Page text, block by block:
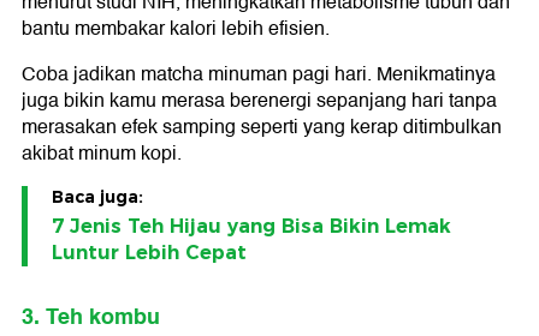
bantu membakar kalori lebih efisien.
Coba jadikan matcha minuman pagi hari. Menikmatinya
juga bikin kamu merasa berenergi sepanjang hari tanpa
merasakan efek samping seperti yang kerap ditimbulkan
akibat minum kopi.
Baca juga:
7 Jenis Teh Hijau yang Bisa Bikin Lemak
Luntur Lebih Cepat
3. Teh kombu